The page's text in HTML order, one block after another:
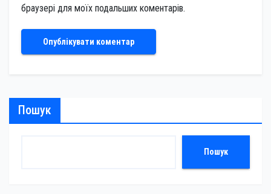
браузері для моїх подальших коментарів.
Пошук
Пошук